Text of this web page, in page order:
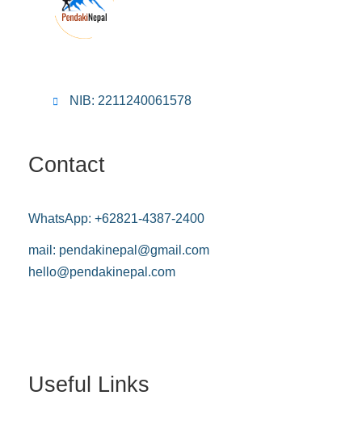
NIB: 2211240061578
Contact
WhatsApp: +62821-4387-2400
mail: pendakinepal@gmail.com
hello@pendakinepal.com
Useful Links